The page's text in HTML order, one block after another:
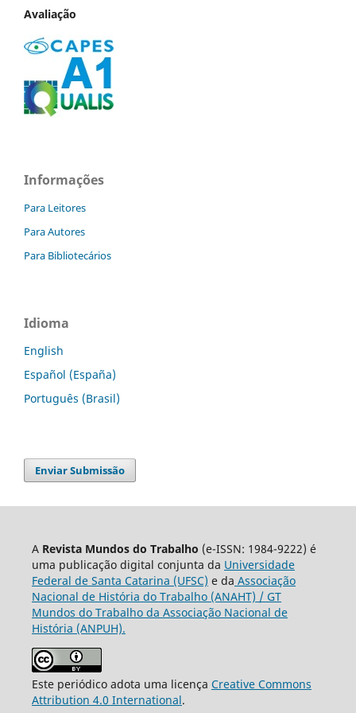
Avaliação
Informações
Para Leitores
Para Autores
Para Bibliotecários
Idioma
English
Español (España)
Português (Brasil)
Enviar Submissão
A Revista Mundos do Trabalho (e-ISSN: 1984-9222) é
uma publicação digital conjunta da Universidade
Federal de Santa Catarina (UFSC) e da Associação
Nacional de História do Trabalho (ANAHT) / GT
Mundos do Trabalho da Associação Nacional de
História (ANPUH).
Este periódico adota uma licença Creative Commons
Attribution 4.0 International.